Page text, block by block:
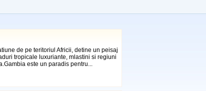
de pe teritoriul Africii, detine un peisaj
tropicale luxuriante, mlastini si regiuni
este un paradis pentru...